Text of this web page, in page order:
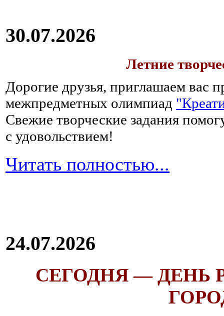
30.07.2026
Летние
Дорогие друзья, приглашаем вас
межпредметных олимпиад
Свежие творческие задания
с удовольствием!
Читать полностью...
24.07.2026
СЕГОДНЯ — ДЕНЬ